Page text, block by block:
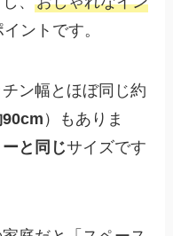
ントです。
ン幅とほぼ同じ約
90cm ）もありま
と同じサイズです